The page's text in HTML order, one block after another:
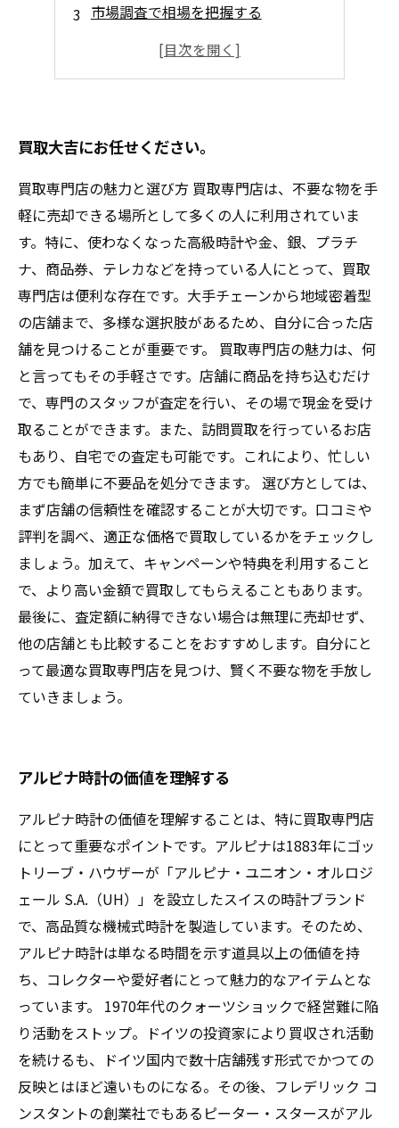
市場調査で相場を把握する
高く売るための準備とクリーニング
買取大吉にお任せください。
買取専門店の魅力と選び方 買取専門店は、不要な物を手
軽に売却できる場所として多くの人に利用されていま
す。特に、使わなくなった高級時計や金、銀、プラチ
ナ、商品券、テレカなどを持っている人にとって、買取
専門店は便利な存在です。大手チェーンから地域密着型
の店舗まで、多様な選択肢があるため、自分に合った店
舗を見つけることが重要です。 買取専門店の魅力は、何
と言ってもその手軽さです。店舗に商品を持ち込むだけ
で、専門のスタッフが査定を行い、その場で現金を受け
取ることができます。また、訪問買取を行っているお店
もあり、自宅での査定も可能です。これにより、忙しい
方でも簡単に不要品を処分できます。 選び方としては、
まず店舗の信頼性を確認することが大切です。口コミや
評判を調べ、適正な価格で買取しているかをチェックし
ましょう。加えて、キャンペーンや特典を利用すること
で、より高い金額で買取してもらえることもあります。
最後に、査定額に納得できない場合は無理に売却せず、
他の店舗とも比較することをおすすめします。自分にと
って最適な買取専門店を見つけ、賢く不要な物を手放し
ていきましょう。
アルピナ時計の価値を理解する
アルピナ時計の価値を理解することは、特に買取専門店
にとって重要なポイントです。アルピナは1883年にゴッ
トリーブ・ハウザーが「アルピナ・ユニオン・オルロジ
ェール S.A.（UH）」を設立したスイスの時計ブランド
で、高品質な機械式時計を製造しています。そのため、
アルピナ時計は単なる時間を示す道具以上の価値を持
ち、コレクターや愛好者にとって魅力的なアイテムとな
っています。 1970年代のクォーツショックで経営難に陥
り活動をストップ。ドイツの投資家により買収され活動
を続けるも、ドイツ国内で数十店舗残す形式でかつての
反映とはほど遠いものになる。その後、フレデリック コ
ンスタントの創業社でもあるピーター・スタースがアル